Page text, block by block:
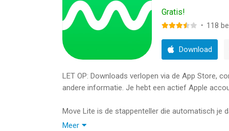
Gratis!
· 118
Download
LET OP: Downloads verlopen via de App Store,
andere informatie. Je hebt een actief Apple
Move Lite is de stappenteller die automatisch je
Omdat het eenvoudig is, werkt het licht en
Meer